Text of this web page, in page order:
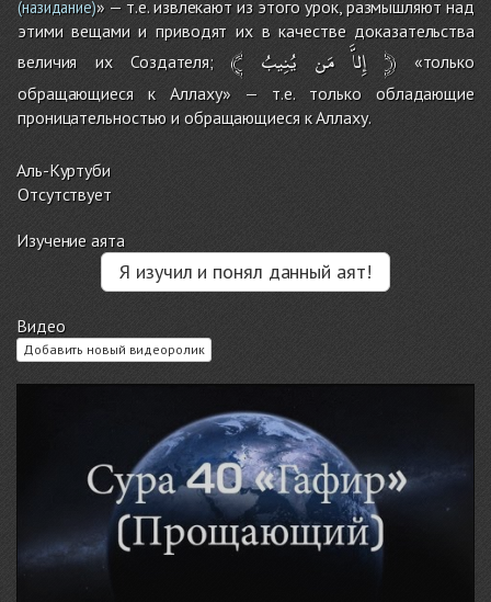
(назидание)» — т.е. извлекают из этого урок, размышляют над
этими вещами и приводят их в качестве доказательства
величия их Создателя;﴾ إِلاَّ مَن يُنِيبُ ﴿«только
обращающиеся к Аллаху» — т.е. только обладающие
проницательностью и обращающиеся к Аллаху.
Аль-Куртуби
Отсутствует
Изучение аята
Я изучил и понял данный аят!
Видео
Добавить новый видеоролик